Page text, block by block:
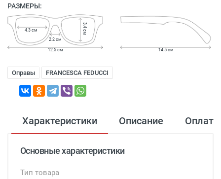
РАЗМЕРЫ:
2.2 см
4.3 см 3.4 см
12.5 см 14.5 см
Оправы FRANCESCA FEDUCCI
Характеристики Описание Оплата
Основные характеристики
Тип товара